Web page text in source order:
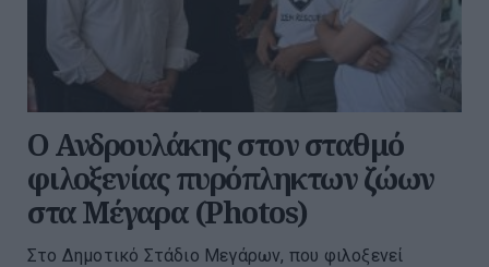
Ο Ανδρουλάκης στον σταθμό
φιλοξενίας πυρόπληκτων ζώων
στα Μέγαρα (Photos)
Στο Δημοτικό Στάδιο Μεγάρων, που φιλοξενεί